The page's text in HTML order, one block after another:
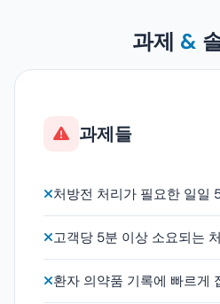
과제 &
과제들
처방전 처리가 필요한 일일
고객당 5분 이상 소요되는
환자 의약품 기록에 빠르게